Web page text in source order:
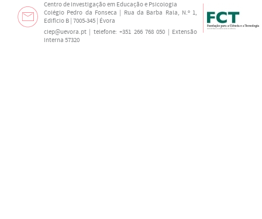
Centro de Investigação em Educação e Psicologia
Colégio Pedro da Fonseca | Rua da Barba Rala, N.º 1,
Edifício B | 7005-345 | Évora
ciep@uevora.pt | telefone: +351 266 768 050 | Extensão
interna 57320